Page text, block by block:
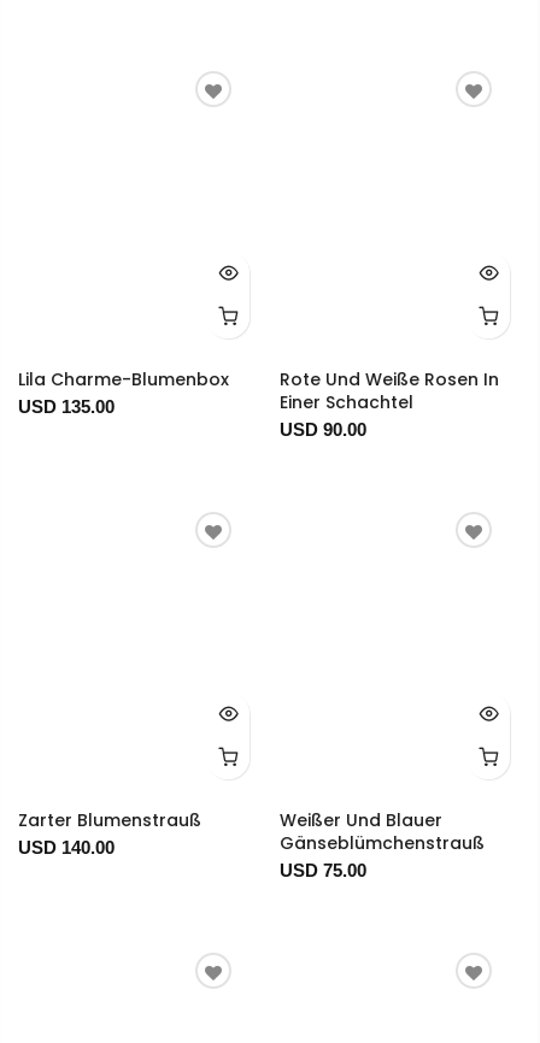
Lila Charme-Blumenbox
USD 135.00
Rote Und Weiße Rosen In
Einer Schachtel
USD 90.00
Zarter Blumenstrauß
USD 140.00
Weißer Und Blauer
Gänseblümchenstrauß
USD 75.00